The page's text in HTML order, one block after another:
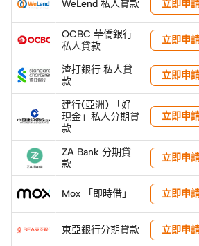
WeLend 私人貸款 立即申
OCBC 華僑銀行
私人貸款
立即申
渣打銀行 私人貸
款
立即申
建行(亞洲) 「好
現金」私人分期貸
款
立即申
ZA Bank 分期貸
款
立即申
Mox 「即時借」 立即申
東亞銀行分期貸款 立即申